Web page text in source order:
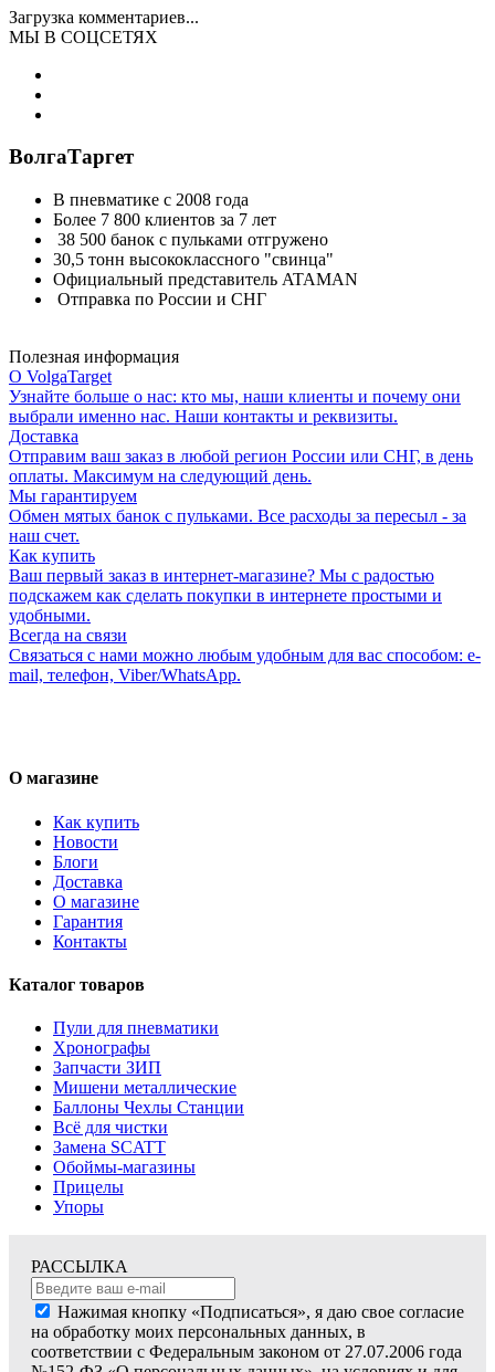
Загрузка комментариев...
МЫ В СОЦСЕТЯХ
ВолгаТаргет
В пневматике с 2008 года
Более 7 800 клиентов за 7 лет
38 500 банок с пульками отгружено
30,5 тонн высококлассного "свинца"
Официальный представитель ATAMAN
Отправка по России и СНГ
Полезная информация
О VolgaTarget
Узнайте больше о нас: кто мы, наши клиенты и почему они
выбрали именно нас. Наши контакты и реквизиты.
Доставка
Отправим ваш заказ в любой регион России или СНГ, в день
оплаты. Максимум на следующий день.
Мы гарантируем
Обмен мятых банок с пульками. Все расходы за пересыл - за
наш счет.
Как купить
Ваш первый заказ в интернет-магазине? Мы с радостью
подскажем как сделать покупки в интернете простыми и
удобными.
Всегда на связи
Связаться с нами можно любым удобным для вас способом: e-
mail, телефон, Viber/WhatsApp.
О магазине
Как купить
Новости
Блоги
Доставка
О магазине
Гарантия
Контакты
Каталог товаров
Пули для пневматики
Хронографы
Запчасти ЗИП
Мишени металлические
Баллоны Чехлы Станции
Всё для чистки
Замена SCATT
Обоймы-магазины
Прицелы
Упоры
РАССЫЛКА
Нажимая кнопку «Подписаться», я даю свое согласие
на обработку моих персональных данных, в
соответствии с Федеральным законом от 27.07.2006 года